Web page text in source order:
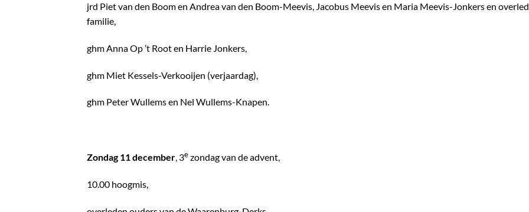
jrd Piet van den Boom en Andrea van den Boom-Meevis, Jacobus Meevis en Maria Meevis-Jonkers en
familie,
ghm Anna Op ’t Root en Harrie Jonkers,
ghm Miet Kessels-Verkooijen (verjaardag),
ghm Peter Wullems en Nel Wullems-Knapen.
Zondag 11 december, 3ezondag van de advent,
10.00 hoogmis,